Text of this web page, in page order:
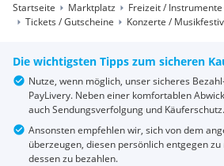
Startseite Marktplatz
Freizeit /
Tickets / Gutscheine
Konzerte /
Die wichtigsten Tipps zum sicheren
Nutze, wenn möglich, unser sicheres
PayLivery. Neben einer komfortablen
auch Sendungsverfolgung und Käuferschutz.
Ansonsten empfehlen wir, sich von dem
überzeugen, diesen persönlich entgegen
dessen zu bezahlen.